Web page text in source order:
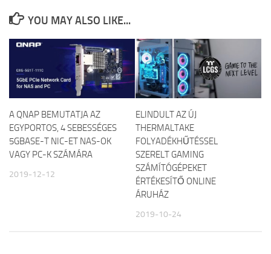
YOU MAY ALSO LIKE...
A QNAP BEMUTATJA AZ
EGYPORTOS, 4 SEBESSÉGES
5GBASE-T NIC-ET NAS-OK
VAGY PC-K SZÁMÁRA
2019-12-12
ELINDULT AZ ÚJ
THERMALTAKE
FOLYADÉKHŰTÉSSEL
SZERELT GAMING
SZÁMÍTÓGÉPEKET
ÉRTÉKESÍTŐ ONLINE
ÁRUHÁZ
2019-10-24